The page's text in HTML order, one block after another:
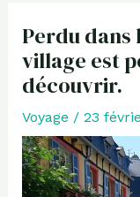
Perdu dans
village est
découvrir.
Voyage / 23